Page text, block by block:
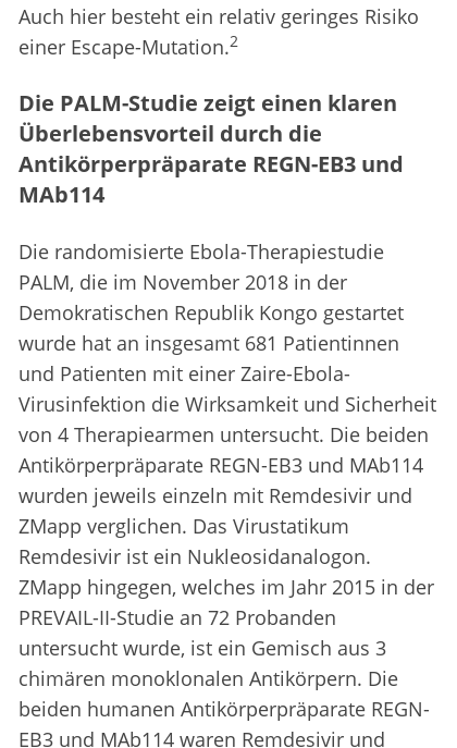
Auch hier besteht ein relativ geringes Risiko
einer Escape-Mutation.2
Die PALM-Studie zeigt einen klaren
Überlebensvorteil durch die
Antikörperpräparate REGN-EB3 und
MAb114
Die randomisierte Ebola-Therapiestudie
PALM, die im November 2018 in der
Demokratischen Republik Kongo gestartet
wurde hat an insgesamt 681 Patientinnen
und Patienten mit einer Zaire-Ebola-
Virusinfektion die Wirksamkeit und Sicherheit
von 4 Therapiearmen untersucht. Die beiden
Antikörperpräparate REGN-EB3 und MAb114
wurden jeweils einzeln mit Remdesivir und
ZMapp verglichen. Das Virustatikum
Remdesivir ist ein Nukleosidanalogon.
ZMapp hingegen, welches im Jahr 2015 in der
PREVAIL-II-Studie an 72 Probanden
untersucht wurde, ist ein Gemisch aus 3
chimären monoklonalen Antikörpern. Die
beiden humanen Antikörperpräparate REGN-
EB3 und MAb114 waren Remdesivir und